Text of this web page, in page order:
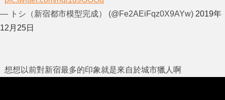
— トシ（新宿都市模型完成） (@Fe2AEiFqz0X9AYw) 2019年
12月25日
想想以前對新宿最多的印象就是來自於城市獵人啊